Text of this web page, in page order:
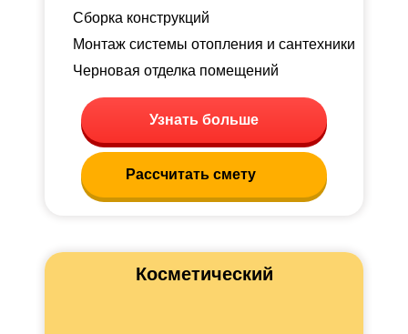
Сборка конструкций
Монтаж системы отопления и сантехники
Черновая отделка помещений
Узнать больше
Рассчитать смету
Косметический